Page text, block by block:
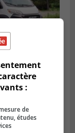
de:
de
études